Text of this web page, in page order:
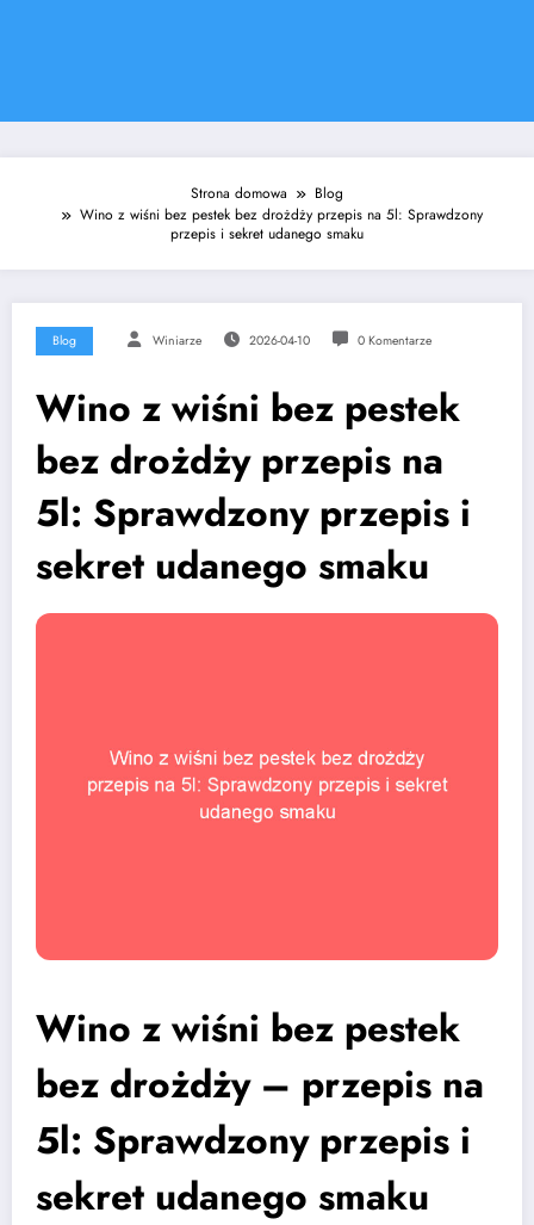
Strona domowa
Blog
Wino z wiśni bez pestek bez drożdży przepis na 5l: Sprawdzony
przepis i sekret udanego smaku
Blog Winiarze 2026-04-10 0 Komentarze
Wino z wiśni bez pestek
bez drożdży przepis na
5l: Sprawdzony przepis i
sekret udanego smaku
Wino z wiśni bez pestek
bez drożdży – przepis na
5l: Sprawdzony przepis i
sekret udanego smaku